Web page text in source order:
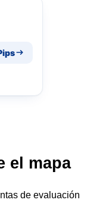
el mapa
de evaluación